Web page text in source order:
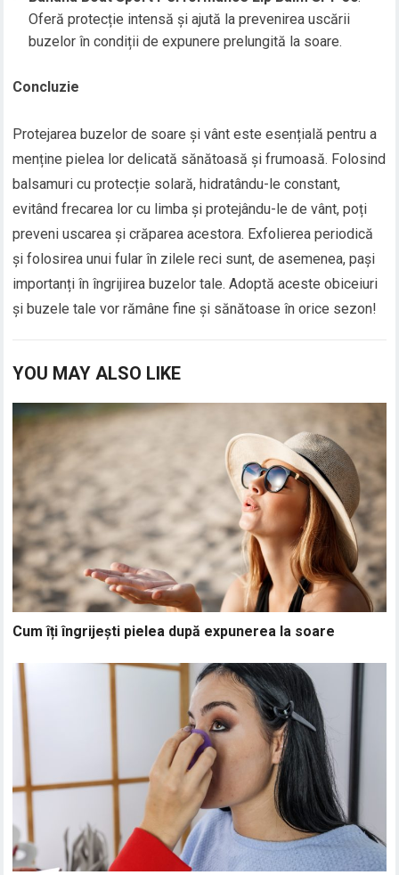
Oferă protecție intensă și ajută la prevenirea uscării
buzelor în condiții de expunere prelungită la soare.
Concluzie
Protejarea buzelor de soare și vânt este esențială pentru a
menține pielea lor delicată sănătoasă și frumoasă. Folosind
balsamuri cu protecție solară, hidratându-le constant,
evitând frecarea lor cu limba și protejându-le de vânt, poți
preveni uscarea și crăparea acestora. Exfolierea periodică
și folosirea unui fular în zilele reci sunt, de asemenea, pași
importanți în îngrijirea buzelor tale. Adoptă aceste obiceiuri
și buzele tale vor rămâne fine și sănătoase în orice sezon!
YOU MAY ALSO LIKE
Cum îți îngrijești pielea după expunerea la soare